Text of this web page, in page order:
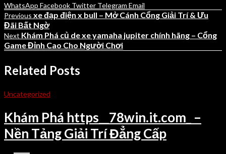
WhatsApp Facebook Twitter Telegram Email
Previous xe đạp điện x bull – Mở Cánh Cổng Giải Trí & Ưu
Đãi Bất Ngờ
Next Khám Phá củ de xe yamaha jupiter chính hãng – Cổng
Game Đỉnh Cao Cho Người Chơi
Related Posts
Uncategorized
Khám Phá https__78win.it.com_ –
Nền Tảng Giải Trí Đẳng Cấp